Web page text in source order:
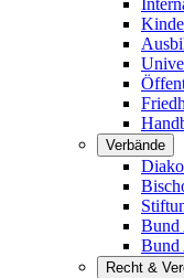
Verbände
Bund
Bund
Recht &